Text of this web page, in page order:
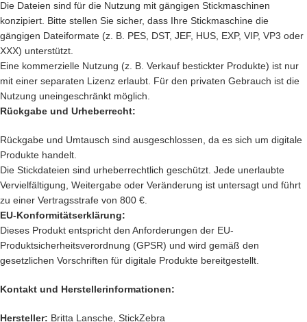
Die Dateien sind für die Nutzung mit gängigen Stickmaschinen
konzipiert. Bitte stellen Sie sicher, dass Ihre Stickmaschine die
gängigen Dateiformate (z. B. PES, DST, JEF, HUS, EXP, VIP, VP3 oder
XXX) unterstützt.
Eine kommerzielle Nutzung (z. B. Verkauf bestickter Produkte) ist nur
mit einer separaten Lizenz erlaubt. Für den privaten Gebrauch ist die
Nutzung uneingeschränkt möglich.
Rückgabe und Urheberrecht:
Rückgabe und Umtausch sind ausgeschlossen, da es sich um digitale
Produkte handelt.
Die Stickdateien sind urheberrechtlich geschützt. Jede unerlaubte
Vervielfältigung, Weitergabe oder Veränderung ist untersagt und führt
zu einer Vertragsstrafe von 800 €.
EU-Konformitätserklärung:
Dieses Produkt entspricht den Anforderungen der EU-
Produktsicherheitsverordnung (GPSR) und wird gemäß den
gesetzlichen Vorschriften für digitale Produkte bereitgestellt.
Kontakt und Herstellerinformationen:
Hersteller: Britta Lansche, StickZebra